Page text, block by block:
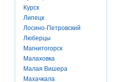
Курск
Липецк
Лосино-Петровский
Люберцы
Магнитогорск
Малаховка
Малая Вишера
Махачкала